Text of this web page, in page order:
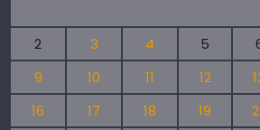
2
3 4 5
9
10 11 12
16
17 18 19